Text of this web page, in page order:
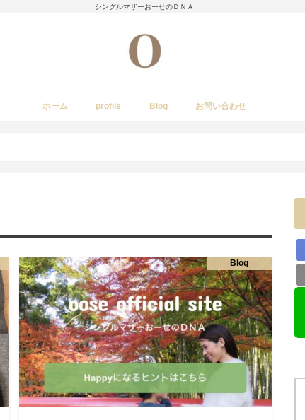
シングルマザーおーせのＤＮＡ
ホーム profile Blog お問い合わせ
Blog